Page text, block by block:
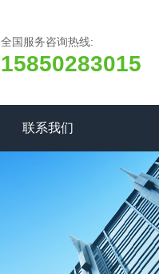
全国服务咨询热线:
15850283015
联系我们